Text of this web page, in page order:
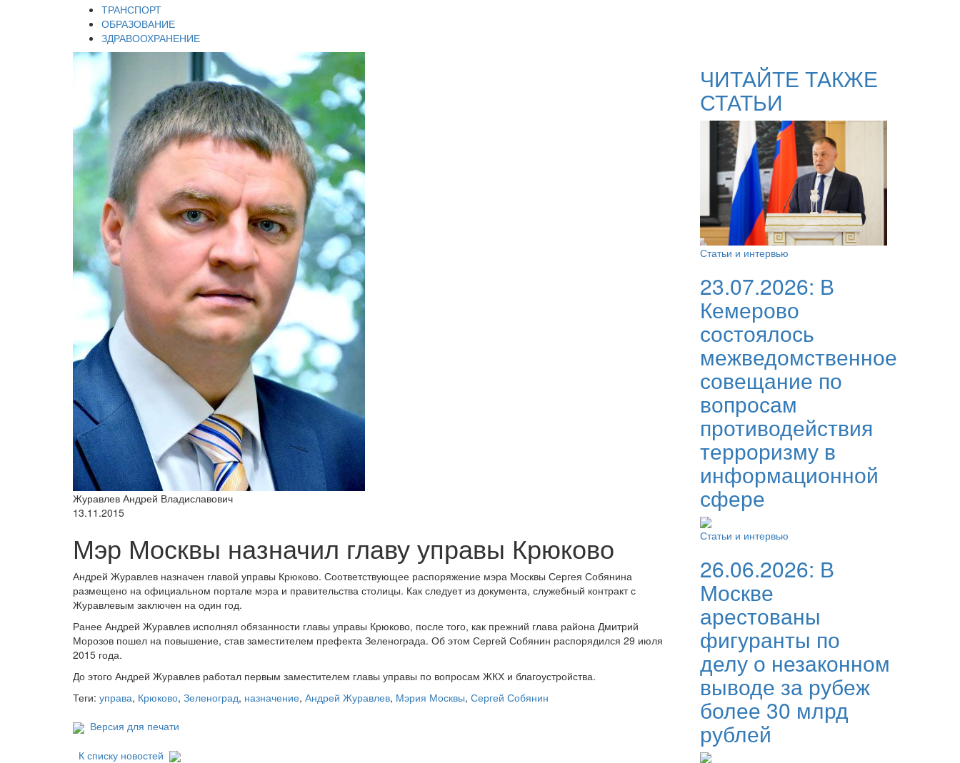
ТРАНСПОРТ
ОБРАЗОВАНИЕ
ЗДРАВООХРАНЕНИЕ
Журавлев Андрей Владиславович
13.11.2015
Мэр Москвы назначил главу управы Крюково
Андрей Журавлев назначен главой управы Крюково. Соответствующее распоряжение мэра Москвы Сергея Собянина
размещено на официальном портале мэра и правительства столицы. Как следует из документа, служебный контракт с
Журавлевым заключен на один год.
Ранее Андрей Журавлев исполнял обязанности главы управы Крюково, после того, как прежний глава района Дмитрий
Морозов пошел на повышение, став заместителем префекта Зеленограда. Об этом Сергей Собянин распорядился 29 июля
2015 года.
До этого Андрей Журавлев работал первым заместителем главы управы по вопросам ЖКХ и благоустройства.
Теги: управа, Крюково, Зеленоград, назначение, Андрей Журавлев, Мэрия Москвы, Сергей Собянин
Версия для печати
К списку новостей
ЧИТАЙТЕ ТАКЖЕ
СТАТЬИ
Статьи и интервью
23.07.2026: В
Кемерово
состоялось
межведомственное
совещание по
вопросам
противодействия
терроризму в
информационной
сфере
Статьи и интервью
26.06.2026: В
Москве
арестованы
фигуранты по
делу о незаконном
выводе за рубеж
более 30 млрд
рублей